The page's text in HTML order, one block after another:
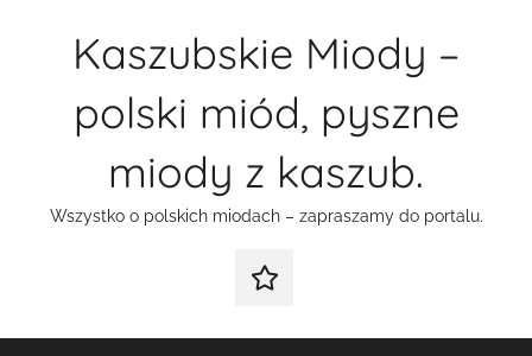
Kaszubskie Miody –
polski miód, pyszne
miody z kaszub.
Wszystko o polskich miodach – zapraszamy do portalu.
Galeria